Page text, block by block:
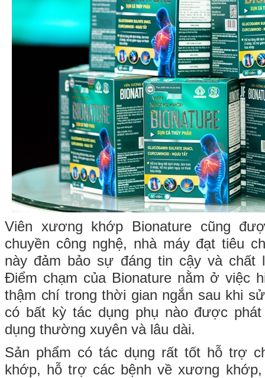
Viên xương khớp Bionature cũng
chuyền công nghệ, nhà máy đạt tiêu
này đảm bảo sự đáng tin cậy và chất
Điểm chạm của Bionature nằm ở việc
thậm chí trong thời gian ngắn sau khi
có bất kỳ tác dụng phụ nào được
dụng thường xuyên và lâu dài.
Sản phẩm có tác dụng rất tốt hỗ trợ
khớp, hỗ trợ các bệnh về xương